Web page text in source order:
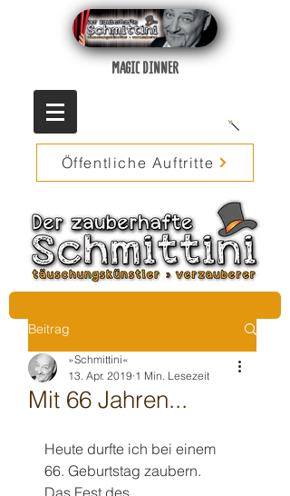
MAGIC DINNER
Öffentliche Auftritte
Beitrag
Mit 66 Jahren...
»Schmittini«
13. Apr. 2019 1 Min. Lesezeit
Heute durfte ich bei einem
66. Geburtstag zaubern.
Das Fest des